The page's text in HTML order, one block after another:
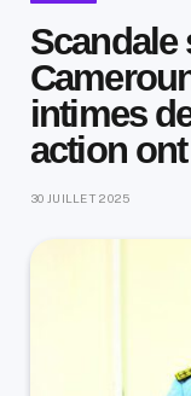
Scandale
intimes
action
30 JUILLET 2025